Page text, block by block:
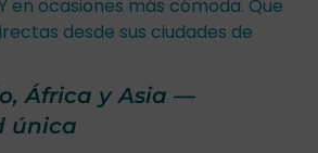
en ocasiones más cómoda. Que
desde sus ciudades de
África y Asia —
única